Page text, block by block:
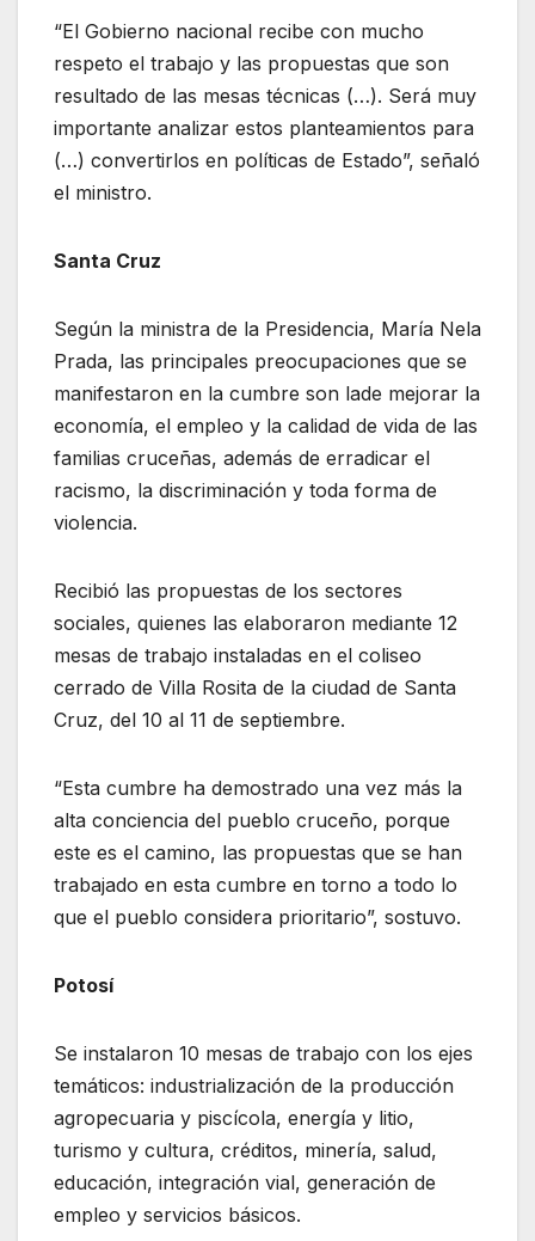
“El Gobierno nacional recibe con mucho
respeto el trabajo y las propuestas que son
resultado de las mesas técnicas (…). Será muy
importante analizar estos planteamientos para
(…) convertirlos en políticas de Estado”, señaló
el ministro.
Santa Cruz
Según la ministra de la Presidencia, María Nela
Prada, las principales preocupaciones que se
manifestaron en la cumbre son lade mejorar la
economía, el empleo y la calidad de vida de las
familias cruceñas, además de erradicar el
racismo, la discriminación y toda forma de
violencia.
Recibió las propuestas de los sectores
sociales, quienes las elaboraron mediante 12
mesas de trabajo instaladas en el coliseo
cerrado de Villa Rosita de la ciudad de Santa
Cruz, del 10 al 11 de septiembre.
“Esta cumbre ha demostrado una vez más la
alta conciencia del pueblo cruceño, porque
este es el camino, las propuestas que se han
trabajado en esta cumbre en torno a todo lo
que el pueblo considera prioritario”, sostuvo.
Potosí
Se instalaron 10 mesas de trabajo con los ejes
temáticos: industrialización de la producción
agropecuaria y piscícola, energía y litio,
turismo y cultura, créditos, minería, salud,
educación, integración vial, generación de
empleo y servicios básicos.